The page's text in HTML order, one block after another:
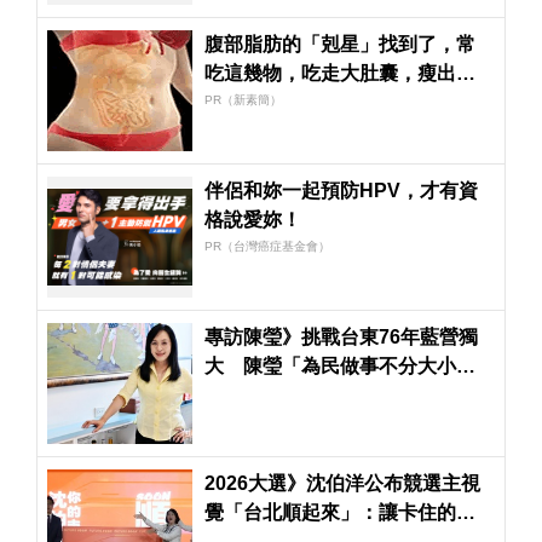
腹部脂肪的「剋星」找到了，常
吃這幾物，吃走大肚囊，瘦出小
蠻腰
PR（新素簡）
伴侶和妳一起預防HPV，才有資
格說愛妳！
PR（台灣癌症基金會）
專訪陳瑩》挑戰台東76年藍營獨
大 陳瑩「為民做事不分大小
2026大選》沈伯洋公布競選主視
覺「台北順起來」：讓卡住的台